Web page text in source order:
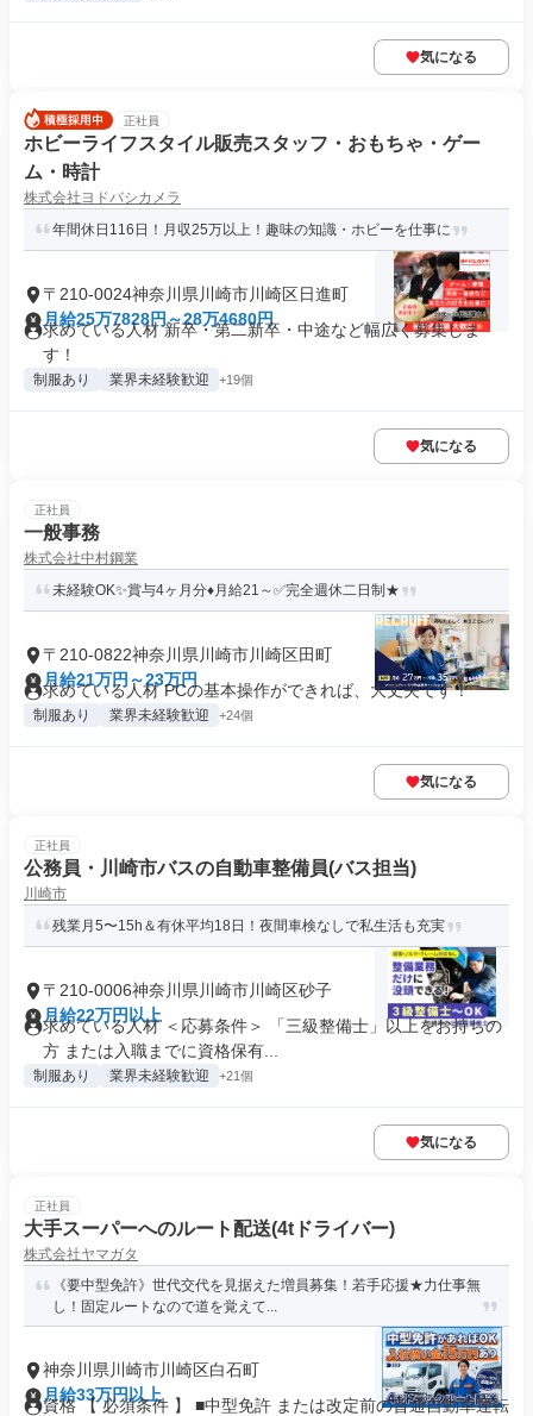
気になる
正社員
ホビーライフスタイル販売スタッフ・おもちゃ・ゲー
ム・時計
株式会社ヨドバシカメラ
年間休日116日！月収25万以上！趣味の知識・ホビーを仕事に
〒210-0024神奈川県川崎市川崎区日進町
月給25万7828円～28万4680円
求めている人材 新卒・第二新卒・中途など幅広く募集しま
す！
制服あり 業界未経験歓迎 +19個
気になる
正社員
一般事務
株式会社中村鋼業
未経験OK✨賞与4ヶ月分♦月給21～✅完全週休二日制★
〒210-0822神奈川県川崎市川崎区田町
月給21万円～23万円
求めている人材 PCの基本操作ができれば、大丈夫です！
制服あり 業界未経験歓迎 +24個
気になる
正社員
公務員・川崎市バスの自動車整備員(バス担当)
川崎市
残業月5〜15h＆有休平均18日！夜間車検なしで私生活も充実
〒210-0006神奈川県川崎市川崎区砂子
月給22万円以上
求めている人材 ＜応募条件＞ 「三級整備士」以上をお持ちの
方 または入職までに資格保有...
制服あり 業界未経験歓迎 +21個
気になる
正社員
大手スーパーへのルート配送(4tドライバー)
株式会社ヤマガタ
《要中型免許》世代交代を見据えた増員募集！若手応援★力仕事無
し！固定ルートなので道を覚えて...
神奈川県川崎市川崎区白石町
月給33万円以上
資格 【 必須条件 】 ■中型免許 または改定前の普通自動車運転